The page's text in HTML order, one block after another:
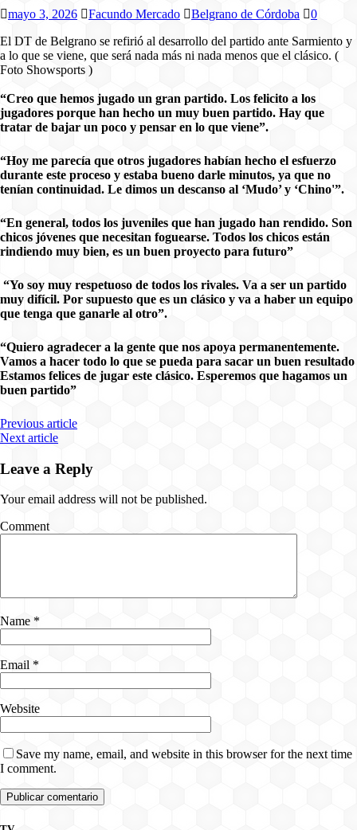
mayo 3, 2026 Facundo Mercado Belgrano de Córdoba
0
El DT de Belgrano se refirió al desarrollo del partido ante Sarmiento y
a lo que se viene, que será nada más ni nada menos que el clásico. (
Foto Showsports )
“Creo que hemos jugado un gran partido. Los felicito a los
jugadores porque han hecho un muy buen partido. Hay que
tratar de bajar un poco y pensar en lo que viene”.
“Hoy me parecía que otros jugadores habían hecho el esfuerzo
durante este proceso y estaba bueno darle minutos, ya que no
tenían continuidad. Le dimos un descanso al ‘Mudo’ y ‘Chino'”.
“En general, todos los juveniles que han jugado han rendido. Son
chicos jóvenes que necesitan foguearse. Todos los chicos están
rindiendo muy bien, es un buen proyecto para futuro”
“Yo soy muy respetuoso de todos los rivales. Va a ser un partido
muy difícil. Por supuesto que es un clásico y va a haber un equipo
que tenga que ganarle al otro”.
“Quiero agradecer a la gente que nos apoya permanentemente.
Vamos a hacer todo lo que se pueda para sacar un buen resultado
Estamos felices de jugar este clásico. Esperemos que hagamos un
buen partido”
Previous article
Next article
Leave a Reply
Your email address will not be published.
Comment
Name *
Email *
Website
Save my name, email, and website in this browser for the next time
I comment.